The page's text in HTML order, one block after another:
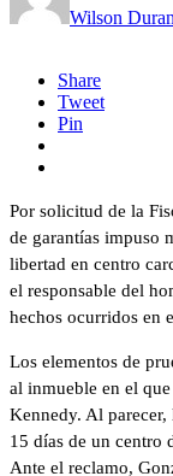
Wilson
Share
Tweet
Pin
Por solicitud de la
de garantías impuso
libertad en centro
el responsable del
hechos ocurridos en
Los elementos de
al inmueble en el
Kennedy. Al parecer,
15 días de un centro
Ante el reclamo,